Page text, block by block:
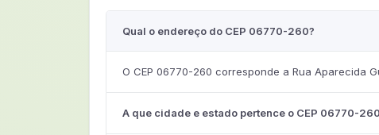
Qual o endereço do CEP 06770-260?
O CEP 06770-260 corresponde a Rua Aparecida
A que cidade e estado pertence o CEP 06770-